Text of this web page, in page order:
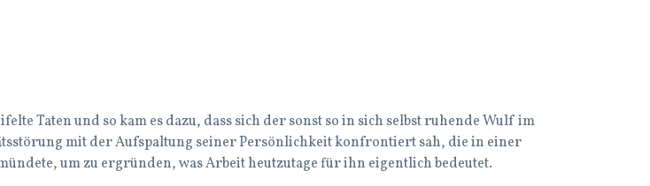
Taten und so kam es dazu, dass sich der sonst so in sich selbst ruhende Wulf im
mit der Aufspaltung seiner Persönlichkeit konfrontiert sah, die in einer
um zu ergründen, was Arbeit heutzutage für ihn eigentlich bedeutet.